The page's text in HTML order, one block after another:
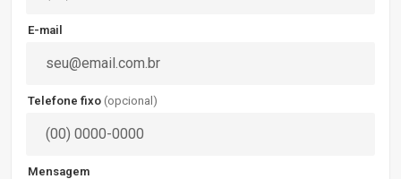
E-mail
Telefone fixo (opcional)
Mensagem